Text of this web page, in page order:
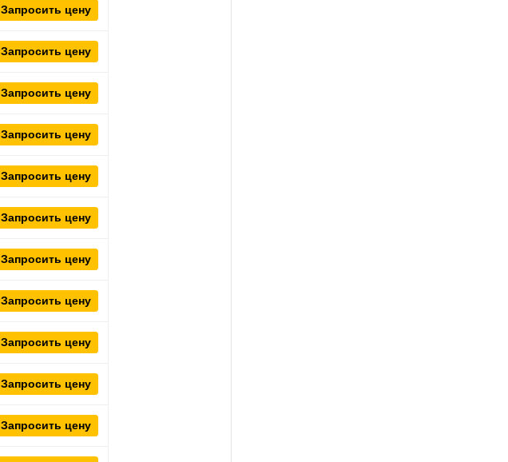
Запросить цену
Запросить цену
Запросить цену
Запросить цену
Запросить цену
Запросить цену
Запросить цену
Запросить цену
Запросить цену
Запросить цену
Запросить цену